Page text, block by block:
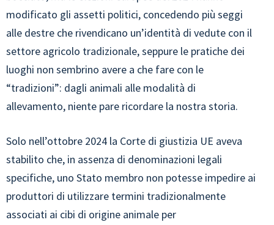
modificato gli assetti politici, concedendo più seggi
alle destre che rivendicano un’identità di vedute con il
settore agricolo tradizionale, seppure le pratiche dei
luoghi non sembrino avere a che fare con le
“tradizioni”: dagli animali alle modalità di
allevamento, niente pare ricordare la nostra storia.
Solo nell’ottobre 2024 la Corte di giustizia UE aveva
stabilito che, in assenza di denominazioni legali
specifiche, uno Stato membro non potesse impedire ai
produttori di utilizzare termini tradizionalmente
associati ai cibi di origine animale per